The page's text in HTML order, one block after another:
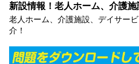
新設情報！老人ホーム、介護
老人ホーム、介護施設、デイサー
介！